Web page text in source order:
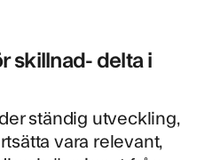
skillnad- delta i
ständig utveckling,
vara relevant,